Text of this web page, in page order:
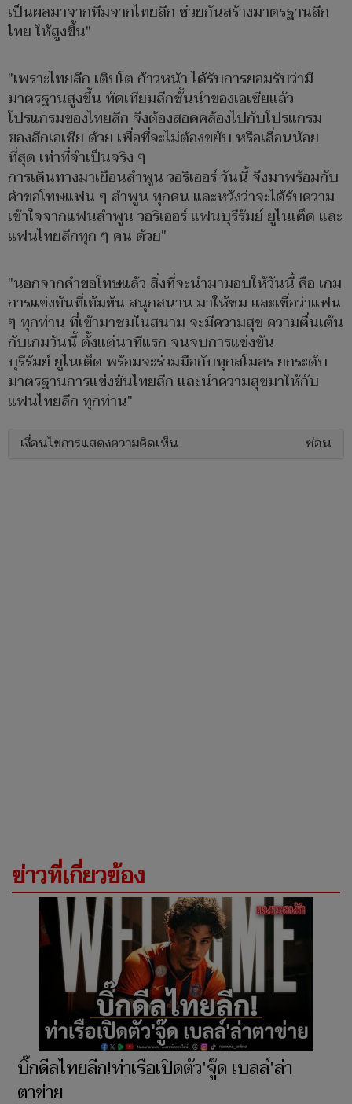
เป็นผลมาจากทีมจากไทยลีก ช่วยกันสร้างมาตรฐานลีก
ไทย ให้สูงขึ้น"
"เพราะไทยลีก เติบโต ก้าวหน้า ได้รับการยอมรับว่ามี
มาตรฐานสูงขึ้น ทัดเทียมลีกชั้นนำของเอเซียแล้ว
โปรแกรมของไทยลีก จึงต้องสอดคล้องไปกับโปรแกรม
ของลีกเอเซีย ด้วย เพื่อที่จะไม่ต้องขยับ หรือเลื่อนน้อย
ที่สุด เท่าที่จำเป็นจริง ๆ
การเดินทางมาเยือนลำพูน วอริเออร์ วันนี้ จึงมาพร้อมกับ
คำขอโทษแฟน ๆ ลำพูน ทุกคน และหวังว่าจะได้รับความ
เข้าใจจากแฟนลำพูน วอริเออร์ แฟนบุรีรัมย์ ยูไนเต็ด และ
แฟนไทยลีกทุก ๆ คน ด้วย"
"นอกจากคำขอโทษแล้ว สิ่งที่จะนำมามอบให้วันนี้ คือ เกม
การแข่งขันที่เข้มข้น สนุกสนาน มาให้ชม และเชื่อว่าแฟน
ๆ ทุกท่าน ที่เข้ามาชมในสนาม จะมีความสุข ความตื่นเต้น
กับเกมวันนี้ ตั้งแต่นาทีแรก จนจบการแข่งขัน
บุรีรัมย์ ยูไนเต็ด พร้อมจะร่วมมือกับทุกสโมสร ยกระดับ
มาตรฐานการแข่งขันไทยลีก และนำความสุขมาให้กับ
แฟนไทยลีก ทุกท่าน"
เงื่อนไขการแสดงความคิดเห็น ซ่อน
ข่าวที่เกี่ยวข้อง
บิ๊กดีลไทยลีก!ท่าเรือเปิดตัว'จู๊ด เบลล์'ล่า
ตาข่าย